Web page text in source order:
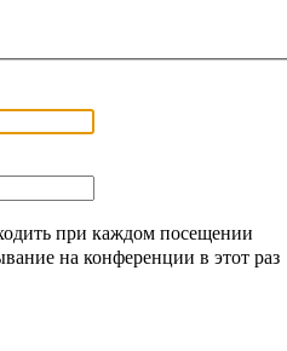
при каждом посещении
на конференции в этот раз